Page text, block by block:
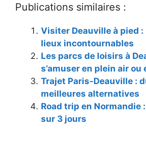
Publications similaires :
Visiter Deauville à pied
lieux incontournables
Les parcs de loisirs à
s’amuser en plein air ou
Trajet Paris-Deauville :
meilleures alternatives
Road trip en Normandie
sur 3 jours